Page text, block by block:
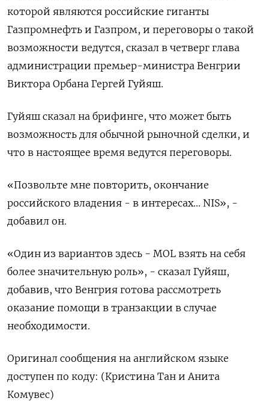
которой являются российские гиганты
Газпромнефть и Газпром, и переговоры о такой
возможности ведутся, сказал в четверг глава
администрации премьер-министра Венгрии
Виктора Орбана Гергей Гуйяш.
Гуйяш сказал на брифинге, что может быть
возможность для обычной рыночной сделки, и
что в настоящее время ведутся переговоры.
«Позвольте мне повторить, окончание
российского владения - в интересах... NIS», -
добавил он.
«Один из вариантов здесь - MOL взять на себя
более значительную роль», - сказал Гуйяш,
добавив, что Венгрия готова рассмотреть
оказание помощи в транзакции в случае
необходимости.
Оригинал сообщения на английском языке
доступен по коду: (Кристина Тан и Анита
Комувес)